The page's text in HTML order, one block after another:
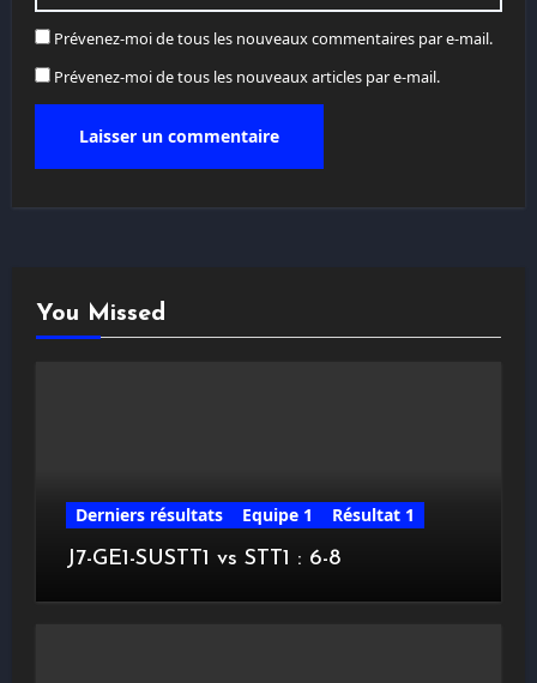
Prévenez-moi de tous les nouveaux commentaires par e-mail.
Prévenez-moi de tous les nouveaux articles par e-mail.
You Missed
Derniers résultats Equipe 1
Résultat 1
J7-GE1-SUSTT1 vs STT1 : 6-8